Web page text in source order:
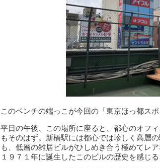
このベンチの端っこが今回の「東京ほっ都スポ
平日の午後、この場所に座ると、都心のオフ
もそのはず。新橋駅には都心では珍しく高層
も、低層の雑居ビルがひしめき合う極めてレ
１９７１年に誕生したこのビルの歴史を感じる